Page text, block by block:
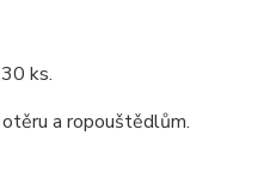
ks.
a ropouštědlům.